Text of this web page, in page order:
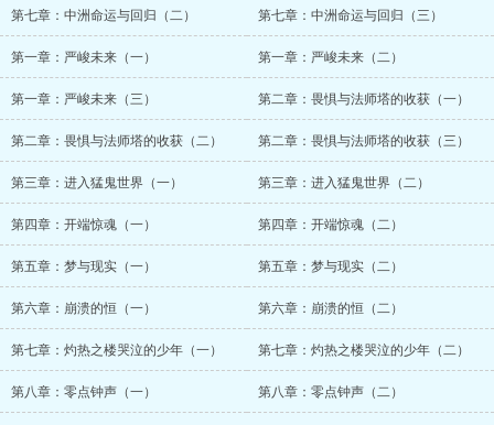
第七章：中洲命运与回归（二） 第七章：中洲命运与回归（三）
第一章：严峻未来（一） 第一章：严峻未来（二）
第一章：严峻未来（三） 第二章：畏惧与法师塔的收获（一）
第二章：畏惧与法师塔的收获（二） 第二章：畏惧与法师塔的收获（三）
第三章：进入猛鬼世界（一） 第三章：进入猛鬼世界（二）
第四章：开端惊魂（一） 第四章：开端惊魂（二）
第五章：梦与现实（一） 第五章：梦与现实（二）
第六章：崩溃的恒（一） 第六章：崩溃的恒（二）
第七章：灼热之楼哭泣的少年（一） 第七章：灼热之楼哭泣的少年（二）
第八章：零点钟声（一） 第八章：零点钟声（二）